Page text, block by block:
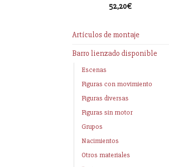
52,20€
Artículos de montaje
Barro lienzado disponible
Escenas
Figuras con movimiento
Figuras diversas
Figuras sin motor
Grupos
Nacimientos
Otros materiales